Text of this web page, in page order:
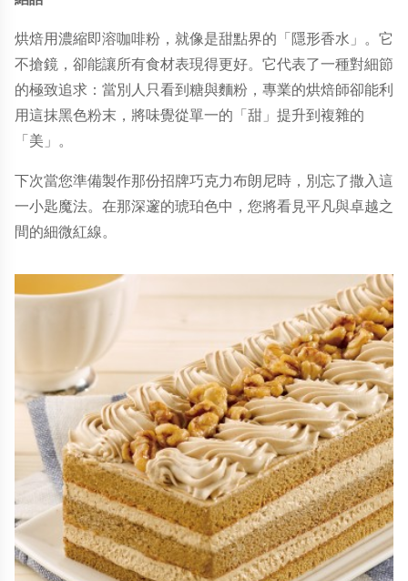
烘焙用濃縮即溶咖啡粉，就像是甜點界的「隱形香水」。它
不搶鏡，卻能讓所有食材表現得更好。它代表了一種對細節
的極致追求：當別人只看到糖與麵粉，專業的烘焙師卻能利
用這抹黑色粉末，將味覺從單一的「甜」提升到複雜的
「美」。
下次當您準備製作那份招牌巧克力布朗尼時，別忘了撒入這
一小匙魔法。在那深邃的琥珀色中，您將看見平凡與卓越之
間的細微紅線。